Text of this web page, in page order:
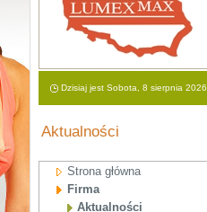
Dzisiaj jest Sobota, 8 sierpnia 2026
Aktualności
Strona główna
Firma
Aktualności